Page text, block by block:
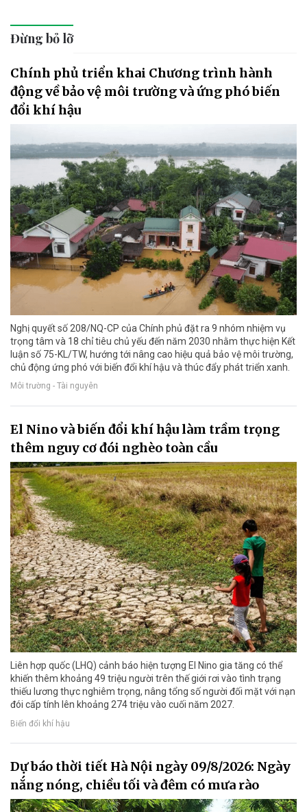
Đừng bỏ lỡ
Chính phủ triển khai Chương trình hành
động về bảo vệ môi trường và ứng phó biến
đổi khí hậu
Nghị quyết số 208/NQ-CP của Chính phủ đặt ra 9 nhóm nhiệm vụ
trọng tâm và 18 chỉ tiêu chủ yếu đến năm 2030 nhằm thực hiện Kết
luận số 75-KL/TW, hướng tới nâng cao hiệu quả bảo vệ môi trường,
chủ động ứng phó với biến đổi khí hậu và thúc đẩy phát triển xanh.
Môi trường - Tài nguyên
El Nino và biến đổi khí hậu làm trầm trọng
thêm nguy cơ đói nghèo toàn cầu
Liên hợp quốc (LHQ) cảnh báo hiện tượng El Nino gia tăng có thể
khiến thêm khoảng 49 triệu người trên thế giới rơi vào tình trạng
thiếu lương thực nghiêm trọng, nâng tổng số người đối mặt với nạn
đói cấp tính lên khoảng 274 triệu vào cuối năm 2027.
Biến đổi khí hậu
Dự báo thời tiết Hà Nội ngày 09/8/2026: Ngày
nắng nóng, chiều tối và đêm có mưa rào